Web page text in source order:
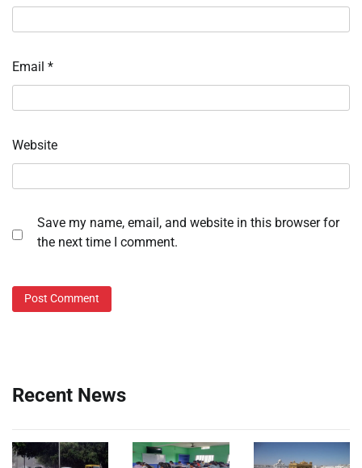
Email *
Website
Save my name, email, and website in this browser for
the next time I comment.
Recent News